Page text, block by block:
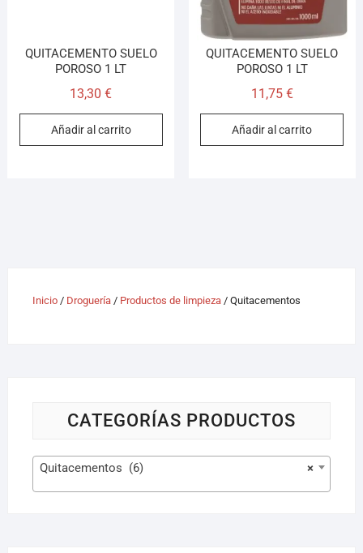
QUITACEMENTO SUELO
POROSO 1 LT
13,30€
Añadir al carrito
QUITACEMENTO SUELO
POROSO 1 LT
11,75 €
Añadir al carrito
Inicio/ Droguería/ Productos de limpieza/ Quitacementos
CATEGORÍAS PRODUCTOS
×
Quitacementos (6)